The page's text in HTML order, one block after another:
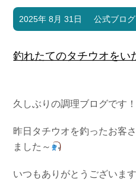
2025年 8月 31日 公式ブログ
釣れたてのタチウオをい
久しぶりの調理ブログです！
昨日タチウオを釣ったお客
ました～
いつもありがとうございます